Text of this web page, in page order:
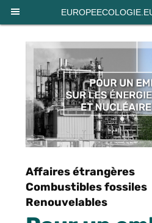
Affaires étrangères
Combustibles fossiles
Renouvelables